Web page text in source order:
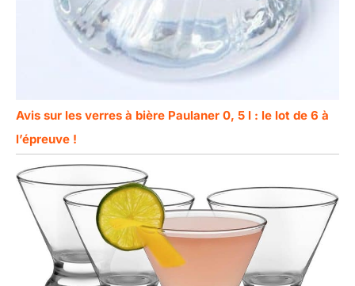
Avis sur les verres à bière Paulaner 0, 5 l : le lot de 6 à
l’épreuve !